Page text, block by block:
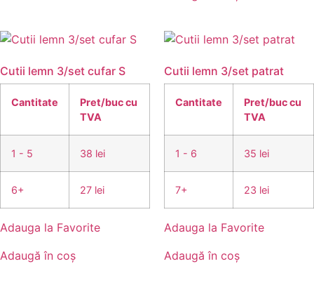
Cutii lemn 3/set cufar S
Cantitate
Pret/buc cu
TVA
1 - 5 38 lei
6+ 27 lei
Adauga la Favorite
Adaugă în coș
Cutii lemn 3/set patrat
Cantitate
Pret/buc cu
TVA
1 - 6 35 lei
7+ 23 lei
Adauga la Favorite
Adaugă în coș